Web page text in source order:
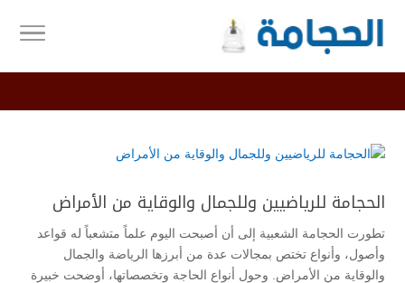
الحجامة للرياضيين وللجمال والوقاية من الأمراض
تطورت الحجامة الشعبية إلى أن أصبحت اليوم علماً متشعباً له قواعد
وأصول، وأنواع تختص بمجالات عدة من أبرزها الرياضة والجمال
والوقاية من الأمراض. وحول أنواع الحاجة وتخصصاتها، أوضحت خبيرة